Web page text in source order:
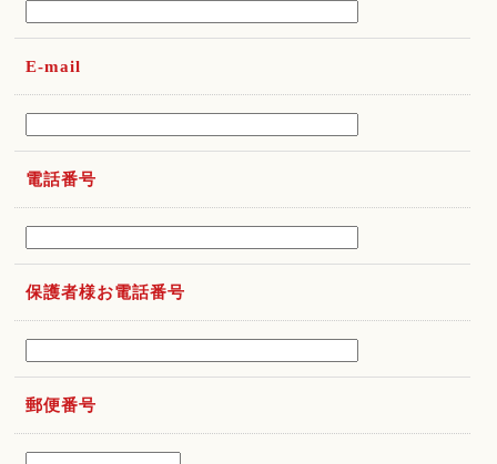
E-mail
電話番号
保護者様お電話番号
郵便番号